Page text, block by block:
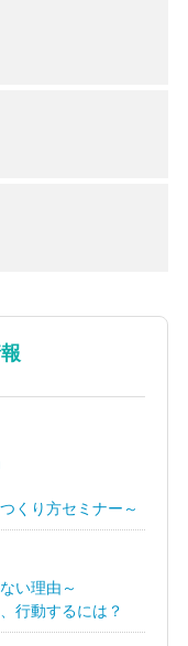
くり方セミナー～
い理由～
行動するには？